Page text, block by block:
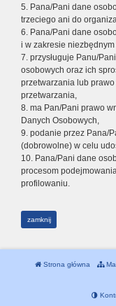
5. Pana/Pani dane
trzeciego ani do
6. Pana/Pani dane
i w zakresie
7. przysługuje Panu/
osobowych oraz ich
przetwarzania lub
przetwarzania,
8. ma Pan/Pani prawo
Danych Osobowych,
9. podanie przez Pana/
(dobrowolne) w celu
10. Pana/Pani dane
procesom
profilowaniu.
zamknij
Strona główna